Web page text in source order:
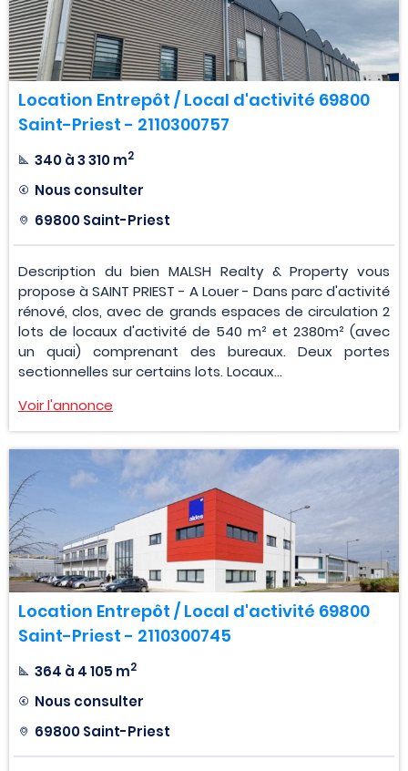
Location Entrepôt / Local d'activité 69800
Saint-Priest - 2110300757
340 à 3 310 m2
Nous consulter
69800 Saint-Priest
Description du bien MALSH Realty & Property vous
propose à SAINT PRIEST - A Louer - Dans parc d'activité
rénové, clos, avec de grands espaces de circulation 2
lots de locaux d'activité de 540 m² et 2380m² (avec
un quai) comprenant des bureaux. Deux portes
sectionnelles sur certains lots. Locaux...
Voir l'annonce
Location Entrepôt / Local d'activité 69800
Saint-Priest - 2110300745
364 à 4 105 m2
Nous consulter
69800 Saint-Priest